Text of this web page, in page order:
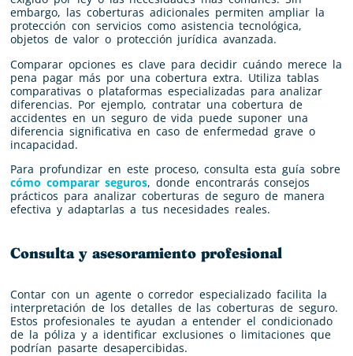
embargo, las coberturas adicionales permiten ampliar la
protección con servicios como asistencia tecnológica,
objetos de valor o protección jurídica avanzada.
Comparar opciones es clave para decidir cuándo merece la
pena pagar más por una cobertura extra. Utiliza tablas
comparativas o plataformas especializadas para analizar
diferencias. Por ejemplo, contratar una cobertura de
accidentes en un seguro de vida puede suponer una
diferencia significativa en caso de enfermedad grave o
incapacidad.
Para profundizar en este proceso, consulta esta guía sobre
cómo comparar seguros, donde encontrarás consejos
prácticos para analizar coberturas de seguro de manera
efectiva y adaptarlas a tus necesidades reales.
Consulta y asesoramiento profesional
Contar con un agente o corredor especializado facilita la
interpretación de los detalles de las coberturas de seguro.
Estos profesionales te ayudan a entender el condicionado
de la póliza y a identificar exclusiones o limitaciones que
podrían pasarte desapercibidas.